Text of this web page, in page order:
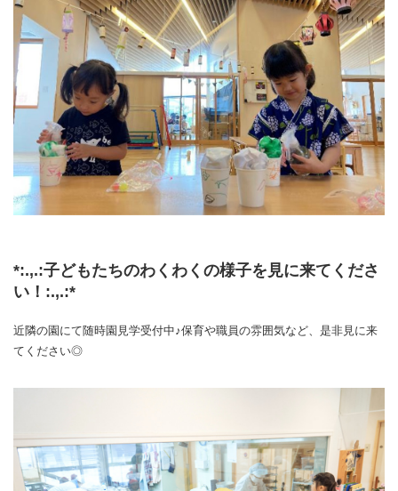
*:.,.:子どもたちのわくわくの様子を見に来てくださ
い！:.,.:*
近隣の園にて随時園見学受付中♪保育や職員の雰囲気など、是非見に来
てください◎